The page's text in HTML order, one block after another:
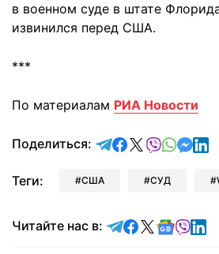
в военном суде в штате
извинился перед США.
***
По материалам РИА Новости
Поделиться: отправить в
поделиться в
поделиться
Теги: США СУД
Читайте нас в: Читайте в
Читайте в
Читайте в